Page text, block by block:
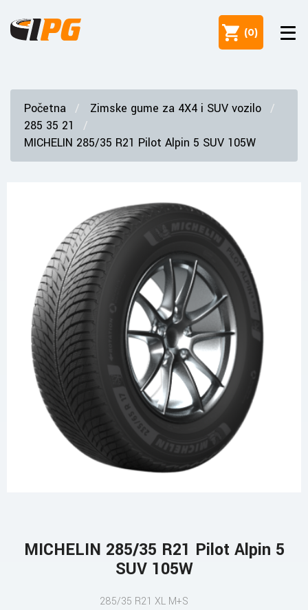
(0)
Početna
Zimske gume za 4X4 i SUV vozilo
285 35 21
MICHELIN 285/35 R21 Pilot Alpin 5 SUV 105W
MICHELIN 285/35 R21 Pilot Alpin 5
SUV 105W
285/35 R21 XL M+S